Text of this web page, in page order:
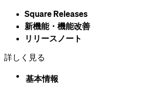
Square Releases
新機能・機能改善
リリースノート
詳しく見る
基本情報